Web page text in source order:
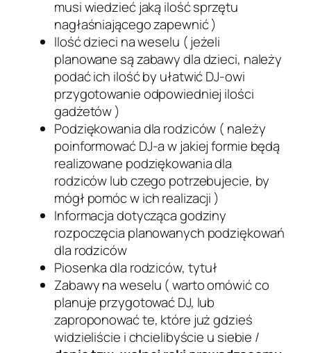
musi wiedzieć jaką ilość sprzętu
nagłaśniającego zapewnić )
Ilość dzieci na weselu ( jeżeli
planowane są zabawy dla dzieci, należy
podać ich ilość by ułatwić DJ-owi
przygotowanie odpowiedniej ilości
gadżetów )
Podziękowania dla rodziców ( należy
poinformować DJ-a w jakiej formie będą
realizowane podziękowania dla
rodziców lub czego potrzebujecie, by
mógł pomóc w ich realizacji )
Informacja dotycząca godziny
rozpoczęcia planowanych podziękowań
dla rodziców
Piosenka dla rodziców, tytuł
Zabawy na weselu ( warto omówić co
planuje przygotować DJ, lub
zaproponować te, które już gdzieś
widzieliście i chcielibyście u siebie /